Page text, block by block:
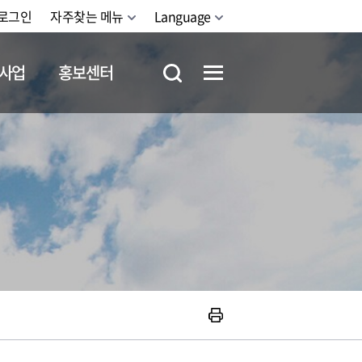
그인 자주찾는 메뉴 Language
업 홍보센터